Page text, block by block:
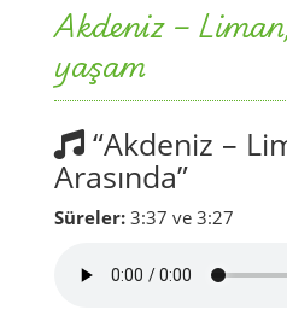
Akdeniz –
yaşam
“Akdeniz –
Arasında”
Süreler: 3:37 ve 3:27